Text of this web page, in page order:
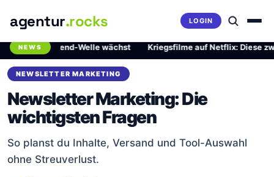
agentur.rocks LOGIN
NEWS
Breaking News Ticker
Trend-Welle wächst· Kriegsfilme auf Netflix: Diese zwei
NEWSLETTER MARKETING
Newsletter Marketing: Die
wichtigsten Fragen
So planst du Inhalte, Versand und Tool-Auswahl
ohne Streuverlust.